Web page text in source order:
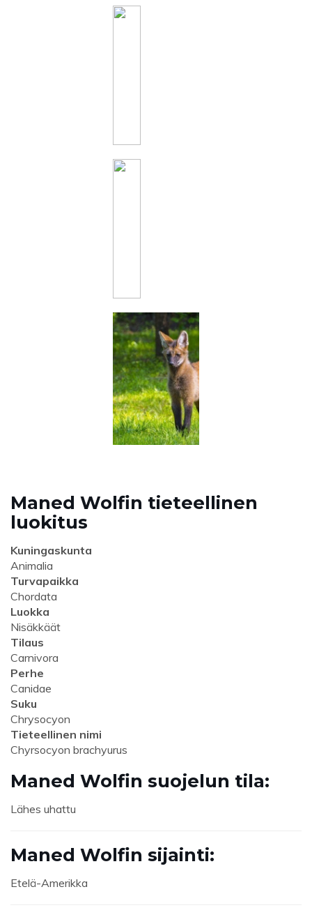
Maned Wolfin tieteellinen
luokitus
Kuningaskunta
Animalia
Turvapaikka
Chordata
Luokka
Nisäkkäät
Tilaus
Carnivora
Perhe
Canidae
Suku
Chrysocyon
Tieteellinen nimi
Chyrsocyon brachyurus
Maned Wolfin suojelun tila:
Lähes uhattu
Maned Wolfin sijainti:
Etelä-Amerikka